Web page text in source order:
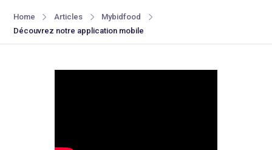
Home Articles
Mybidfood
Découvrez notre application mobile